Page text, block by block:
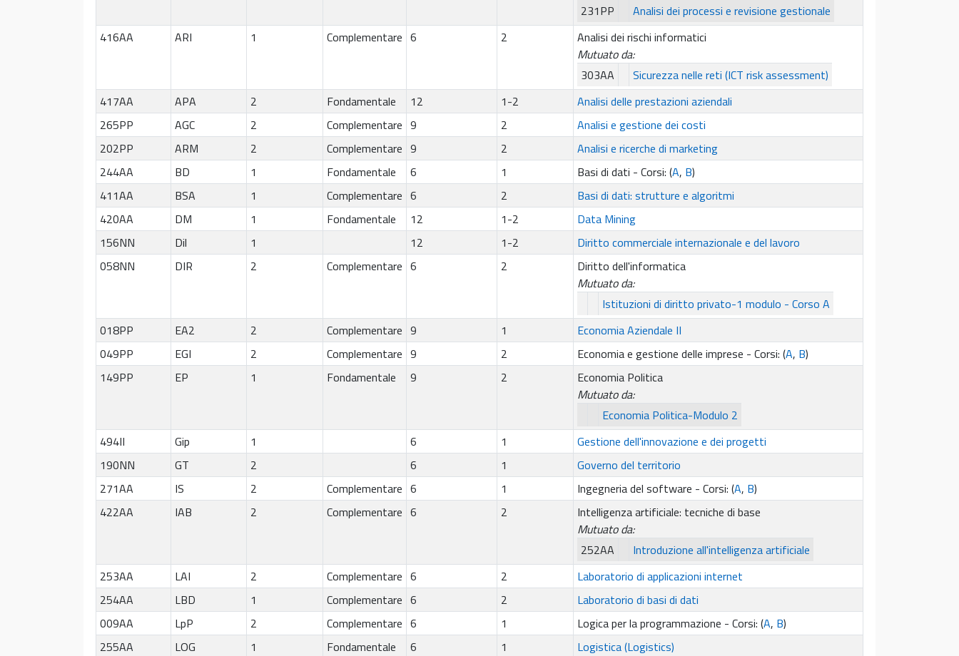
231PP
Analisi dei processi e revisione gestionale
416AA
ARI 1 Complementare 6 2
Analisi dei rischi informatici
Mutuato da:
303AA
Sicurezza nelle reti (ICT risk assessment)
417AA
APA 2 Fondamentale 12 1-2
Analisi delle prestazioni aziendali
265PP
AGC 2 Complementare 9 2
Analisi e gestione dei costi
202PP
ARM 2 Complementare 9 2
Analisi e ricerche di marketing
244AA
BD 1 Fondamentale 6 1 Basi di dati - Corsi: (A, B)
411AA
BSA 1 Complementare 6 2
Basi di dati: strutture e algoritmi
420AA
DM 1 Fondamentale 12 1-2
Data Mining
156NN
Dil 1 12 1-2
Diritto commerciale internazionale e del lavoro
058NN
DIR 2 Complementare 6 2
Diritto dell'informatica
Mutuato da:
Istituzioni di diritto privato-1 modulo - Corso A
018PP
EA2 2 Complementare 9 1
Economia Aziendale II
049PP
EGI 2 Complementare 9 2 Economia e gestione delle imprese - Corsi: (A, B)
149PP
EP 1 Fondamentale 9 2
Economia Politica
Mutuato da:
Economia Politica-Modulo 2
494II
Gip 1 6 1
Gestione dell'innovazione e dei progetti
190NN
GT 2 6 1
Governo del territorio
271AA
IS 2 Complementare 6 1 Ingegneria del software - Corsi: (A, B)
422AA
IAB 2 Complementare 6 2
Intelligenza artificiale: tecniche di base
Mutuato da:
252AA
Introduzione all'intelligenza artificiale
253AA
LAI 2 Complementare 6 2
Laboratorio di applicazioni internet
254AA
LBD 1 Complementare 6 2
Laboratorio di basi di dati
009AA
LpP 2 Complementare 6 1 Logica per la programmazione - Corsi: (A, B)
255AA
LOG 1 Fondamentale 6 1
Logistica (Logistics)